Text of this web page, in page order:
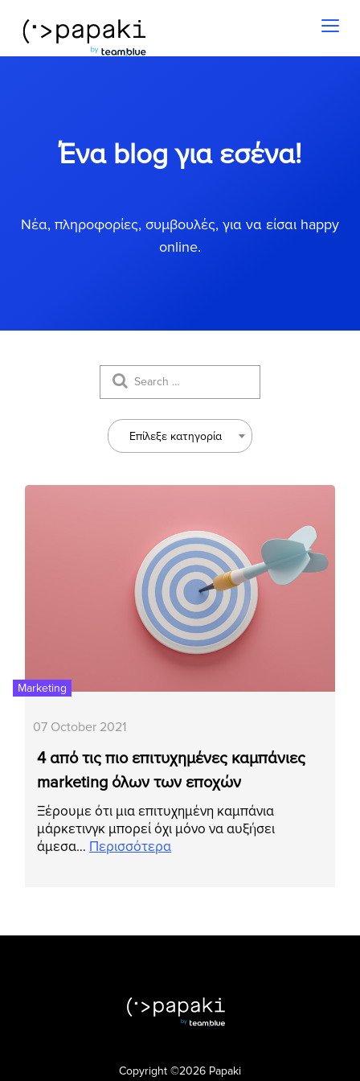
Ένα blog για εσένα!
Νέα, πληροφορίες, συμβουλές, για να είσαι happy
online.
Επίλεξε κατηγορία
Marketing
07 October 2021
4 από τις πιο επιτυχημένες καμπάνιες
marketing όλων των εποχών
Ξέρουμε ότι μια επιτυχημένη καμπάνια
μάρκετινγκ μπορεί όχι μόνο να αυξήσει
άμεσα… Περισσότερα
Copyright ©2026 Papaki